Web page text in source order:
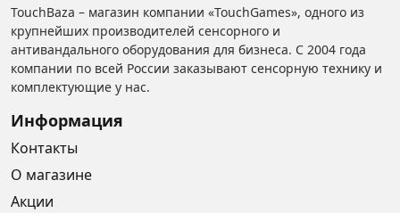
TouchBaza – магазин компании «TouchGames», одного из
крупнейших производителей сенсорного и
антивандального оборудования для бизнеса. С 2004 года
компании по всей России заказывают сенсорную технику и
комплектующие у нас.
Информация
Контакты
О магазине
Акции